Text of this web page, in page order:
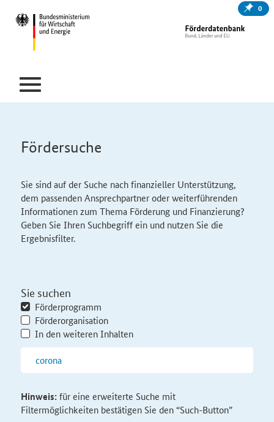
0
Fördersuche
Sie sind auf der Suche nach finanzieller Unterstützung,
dem passenden Ansprechpartner oder weiterführenden
Informationen zum Thema Förderung und Finanzierung?
Geben Sie Ihren Suchbegriff ein und nutzen Sie die
Ergebnisfilter.
Sie suchen
Förderprogramm
Förderorganisation
In den weiteren Inhalten
Hinweis:für eine erweiterte Suche mit
Filtermöglichkeiten bestätigen Sie den “Such-Button”